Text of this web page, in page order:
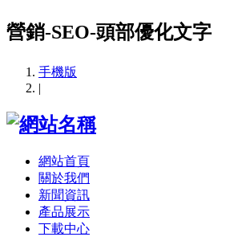
營銷-SEO-頭部優化文字
手機版
|
網站首頁
關於我們
新聞資訊
產品展示
下載中心